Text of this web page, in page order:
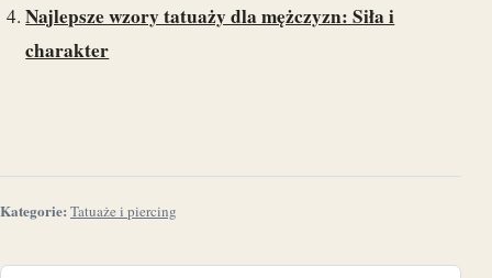
Najlepsze wzory tatuaży dla mężczyzn: Siła i
charakter
Kategorie: Tatuaże i piercing